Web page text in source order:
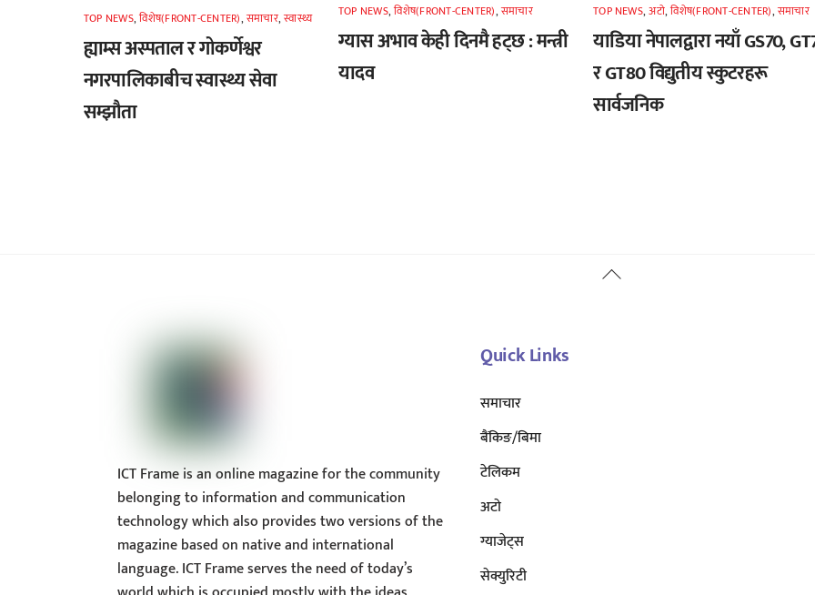
TOP NEWS,विशेष(FRONT-CENTER),समाचार,स्वास्थ्य
ह्याम्स अस्पताल र गोकर्णेश्वर
नगरपालिकाबीच स्वास्थ्य सेवा
सम्झौता
TOP NEWS,विशेष(FRONT-CENTER),समाचार
ग्यास अभाव केही दिनमै हट्छ : मन्त्री
यादव
TOP NEWS,अटाे,विशेष(FRONT-CENTER),समाचार
याडिया नेपालद्वारा नयाँ GS70,
र GT80 विद्युतीय स्कुटरहरू
सार्वजनिक
Back
ICT Frame is an online magazine for the community
belonging to information and communication
technology which also provides two versions of the
magazine based on native and international
language. ICT Frame serves the need of today’s
Quick Links
समाचार
बैंकिङ/बिमा
टेलिकम
अटाे
ग्याजेट्स
सेक्युरिटी